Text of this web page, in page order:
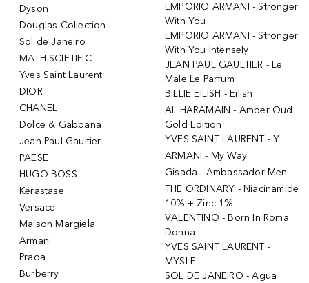
Dyson
Douglas Collection
Sol de Janeiro
MATH SCIETIFIC
Yves Saint Laurent
DIOR
CHANEL
Dolce & Gabbana
Jean Paul Gaultier
PAESE
HUGO BOSS
Kérastase
Versace
Maison Margiela
Armani
Prada
Burberry
EMPORIO ARMANI - Stronger
With You
EMPORIO ARMANI - Stronger
With You Intensely
JEAN PAUL GAULTIER - Le
Male Le Parfum
BILLIE EILISH - Eilish
AL HARAMAIN - Amber Oud
Gold Edition
YVES SAINT LAURENT - Y
ARMANI - My Way
Gisada - Ambassador Men
THE ORDINARY - Niacinamide
10% + Zinc 1%
VALENTINO - Born In Roma
Donna
YVES SAINT LAURENT -
MYSLF
SOL DE JANEIRO - Agua